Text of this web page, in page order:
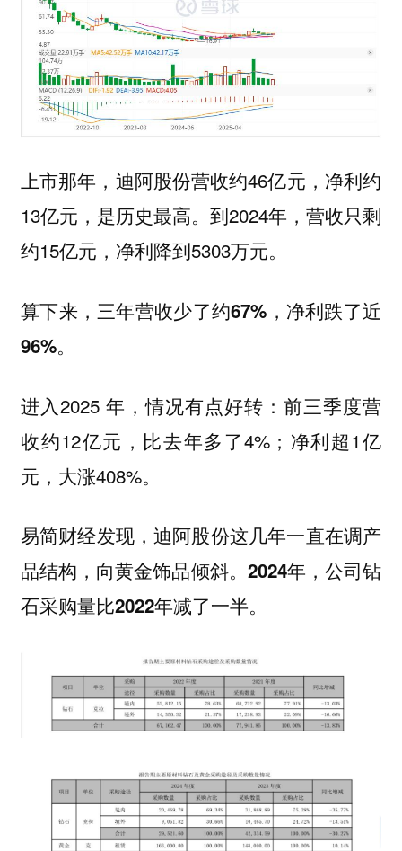
上市那年，迪阿股份营收约46亿元，净利约
13亿元，是历史最高。到2024年，营收只剩
约15亿元，净利降到5303万元。
算下来，三年营收少了约67%，净利跌了近
96%。
进入2025 年，情况有点好转：前三季度营
收约12亿元，比去年多了4%；净利超1亿
元，大涨408%。
易简财经发现，迪阿股份这几年一直在调产
品结构，向黄金饰品倾斜。2024年，公司钻
石采购量比2022年减了一半。